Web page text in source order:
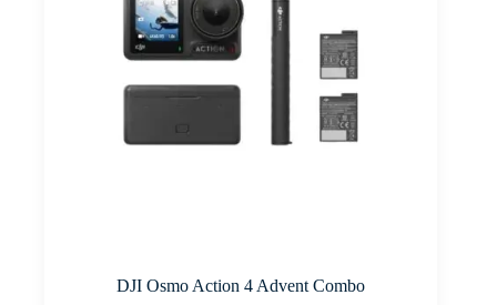
DJI Osmo Action 4 Advent Combo